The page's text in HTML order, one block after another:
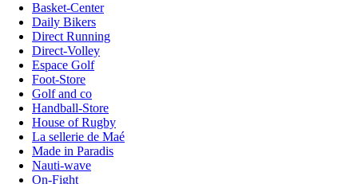
Basket-Center
Daily Bikers
Direct Running
Direct-Volley
Espace Golf
Foot-Store
Golf and co
Handball-Store
House of Rugby
La sellerie de Maé
Made in Paradis
Nauti-wave
On-Fight